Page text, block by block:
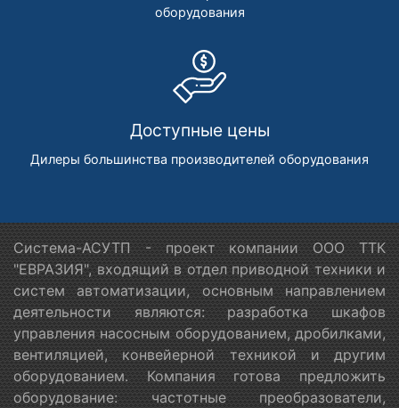
оборудования
Доступные цены
Дилеры большинства производителей оборудования
Система-АСУТП - проект компании ООО ТТК
"ЕВРАЗИЯ", входящий в отдел приводной техники и
систем автоматизации, основным направлением
деятельности являются: разработка шкафов
управления насосным оборудованием, дробилками,
вентиляцией, конвейерной техникой и другим
оборудованием. Компания готова предложить
оборудование: частотные преобразователи,